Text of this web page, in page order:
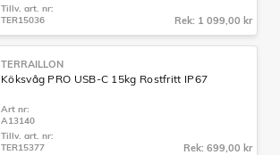
Tillv. art. nr:
TER15036
Rek: 1 099,00 kr
TERRAILLON
Köksvåg PRO USB-C 15kg Rostfritt IP67
Art nr:
A13140
Tillv. art. nr:
TER15377
Rek: 699,00 kr